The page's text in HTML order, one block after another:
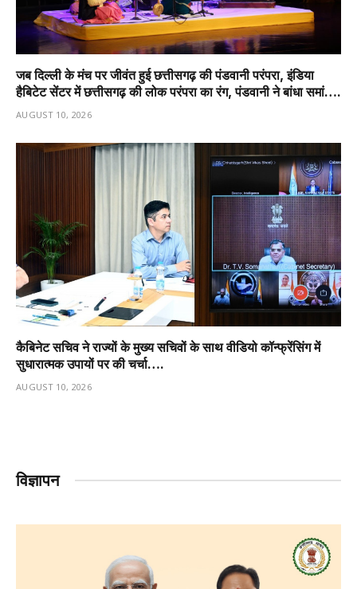
जब दिल्ली के मंच पर जीवंत हुई छत्तीसगढ़ की पंडवानी परंपरा, इंडिया
हैबिटेट सेंटर में छत्तीसगढ़ की लोक परंपरा का रंग, पंडवानी ने बांधा समां….
AUGUST 10, 2026
कैबिनेट सचिव ने राज्यों के मुख्य सचिवों के साथ वीडियो कॉन्फ्रेंसिंग में
सुधारात्मक उपायों पर की चर्चा….
AUGUST 10, 2026
विज्ञापन